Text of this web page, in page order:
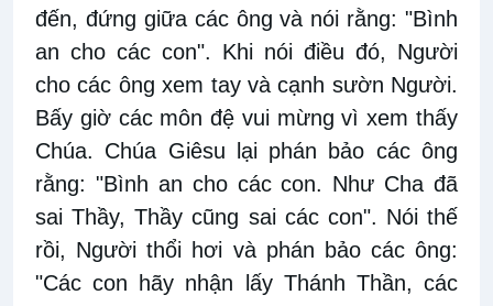
đến, đứng giữa các ông và nói rằng: "Bình
an cho các con". Khi nói điều đó, Người
cho các ông xem tay và cạnh sườn Người.
Bấy giờ các môn đệ vui mừng vì xem thấy
Chúa. Chúa Giêsu lại phán bảo các ông
rằng: "Bình an cho các con. Như Cha đã
sai Thầy, Thầy cũng sai các con". Nói thế
rồi, Người thổi hơi và phán bảo các ông:
"Các con hãy nhận lấy Thánh Thần, các